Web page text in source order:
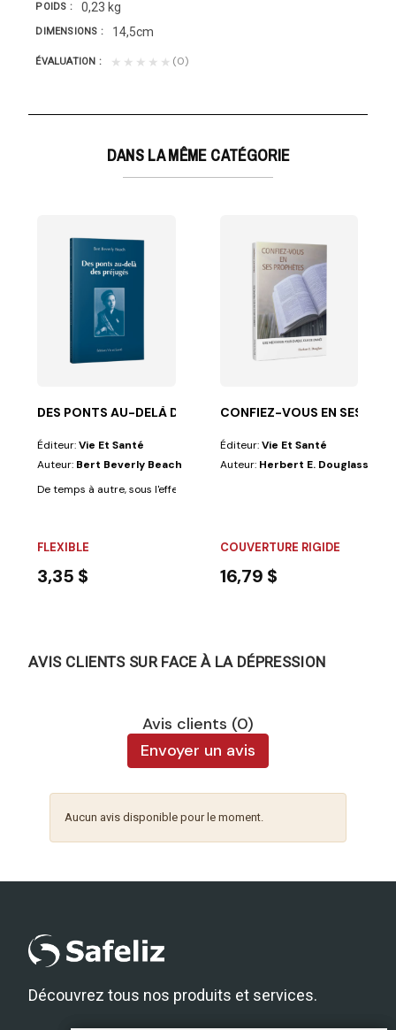
POIDS 0,23 kg
DIMENSIONS 14,5cm
ÉVALUATION ★★★★★ (0)
DANS LA MÊME CATÉGORIE
à feu et à sang, le pasteur Paul Meyer est arrêté...
DES PONTS AU-DELÀ DES PRÉJUGÉS
Éditeur:Vie Et Santé
Auteur: Bert Beverly Beach
De temps à autre, sous l'effet de la providence divine, des hommes et
FLEXIBLE
3,35 $
CONFIEZ-VOUS EN SES
Éditeur:Vie Et Santé
Auteur: Herbert E. Douglass
COUVERTURE RIGIDE
16,79 $
AVIS CLIENTS SUR FACE À LA DÉPRESSION
Avis clients (0)
Envoyer un avis
Aucun avis disponible pour le moment.
Découvrez tous nos produits et services.